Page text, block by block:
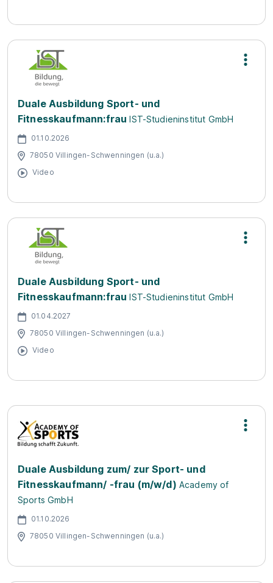
Duale Ausbildung Sport- und
Fitnesskaufmann:frau IST-Studieninstitut GmbH
01.10.2026
78050 Villingen-Schwenningen (u.a.)
Video
Duale Ausbildung Sport- und
Fitnesskaufmann:frau IST-Studieninstitut GmbH
01.04.2027
78050 Villingen-Schwenningen (u.a.)
Video
Duale Ausbildung zum/ zur Sport- und
Fitnesskaufmann/ -frau (m/w/d) Academy of
Sports GmbH
01.10.2026
78050 Villingen-Schwenningen (u.a.)